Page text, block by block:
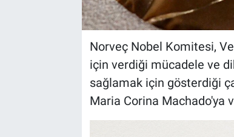
Norveç Nobel Komitesi,
için verdiği mücadele ve
sağlamak için gösterdiği
Maria Corina Machado'ya